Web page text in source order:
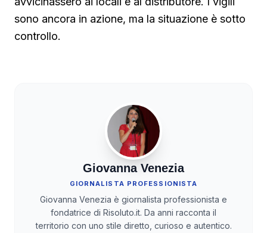
sono ancora in azione, ma la situazione è sotto
controllo.
Giovanna Venezia
GIORNALISTA PROFESSIONISTA
Giovanna Venezia è giornalista professionista e
fondatrice di Risoluto.it. Da anni racconta il
territorio con uno stile diretto, curioso e autentico.